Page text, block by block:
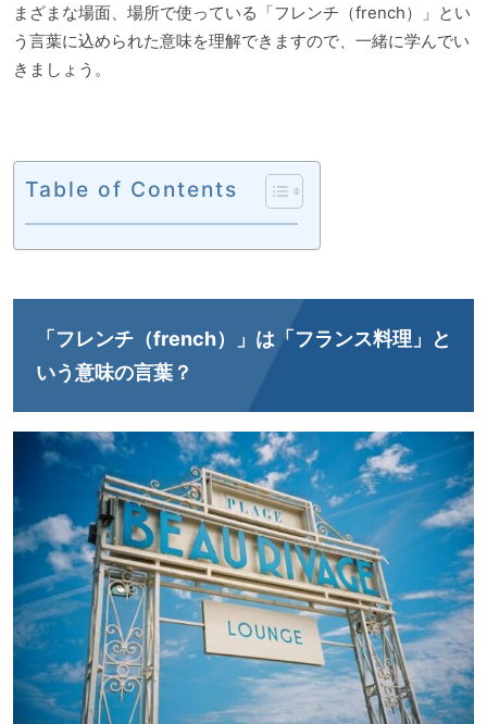
まざまな場面、場所で使っている「フレンチ（french）」とい
う言葉に込められた意味を理解できますので、一緒に学んでい
きましょう。
Table of Contents
「フレンチ（french）」は「フランス料理」と
いう意味の言葉？